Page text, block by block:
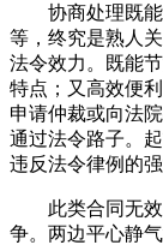
协商处理既能
等，终究是熟人
法令效力。既能
特点；又高效便
申请仲裁或向法
通过法令路子。
违反法令律例的强
此类合同无效
争。两边平心静